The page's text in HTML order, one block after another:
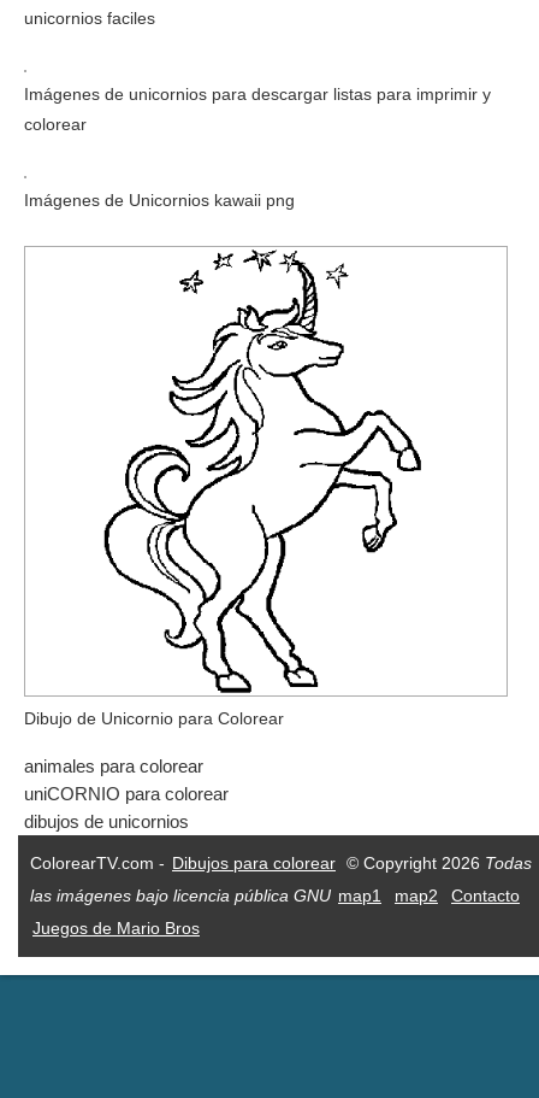
unicornios faciles
Imágenes de unicornios para descargar listas para imprimir y
colorear
Imágenes de Unicornios kawaii png
Dibujo de Unicornio para Colorear
animales para colorear
uniCORNIO para colorear
dibujos de unicornios
ColorearTV.com - Dibujos para colorear © Copyright 2026 Todas
las imágenes bajo licencia pública GNU map1 map2
Contacto
Juegos de Mario Bros